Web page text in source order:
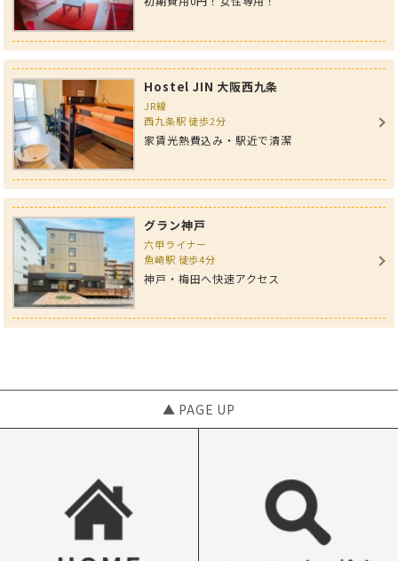
Hostel JIN 大阪西九条
JR線
西九条駅 徒歩2分
家賃光熱費込み・駅近で清潔
グラン神戸
六甲ライナー
魚崎駅 徒歩4分
神戸・梅田へ快速アクセス
▲ PAGE UP